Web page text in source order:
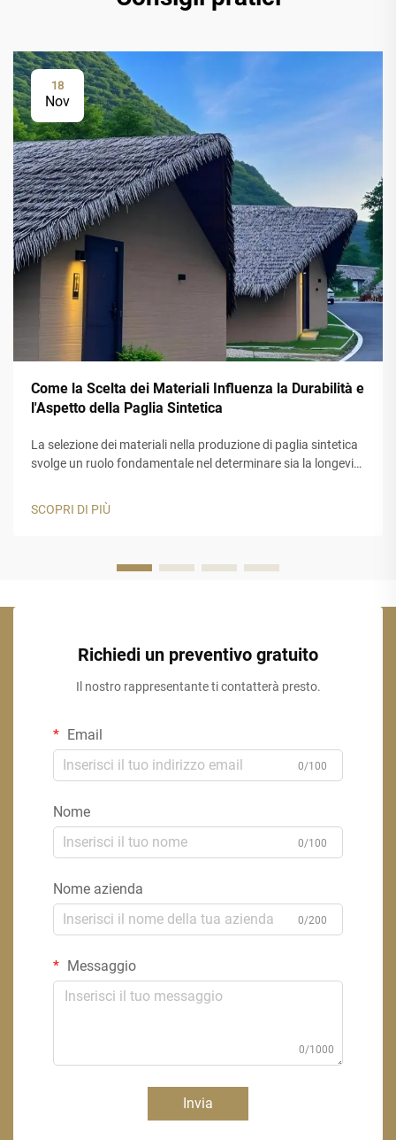
18
Nov
Come la Scelta dei Materiali Influenza la Durabilità e
l'Aspetto della Paglia Sintetica
La selezione dei materiali nella produzione di paglia sintetica
svolge un ruolo fondamentale nel determinare sia la longevità
in paglia sintetica hanno rivoluzionato il settore edile
SCOPRI DI PIÙ
Richiedi un preventivo gratuito
Il nostro rappresentante ti contatterà presto.
Email
0/100
Nome
0/100
Nome azienda
0/200
Messaggio
0/1000
Invia